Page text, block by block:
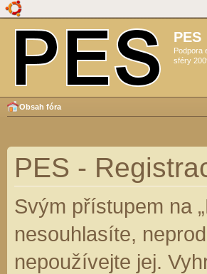
PES
Podpora
sféry
Obsah fóra
PES -
Svým přístupem na
nesouhlasíte,
nepoužívejte jej.